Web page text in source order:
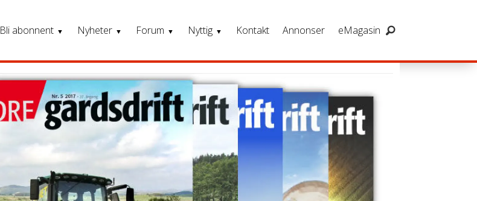
Bli abonnent Nyheter Forum Nyttig Kontakt Annonser eMagasin